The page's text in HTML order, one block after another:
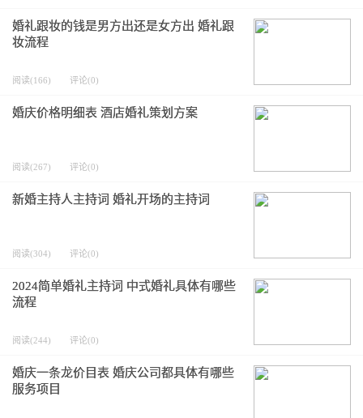
婚礼跟妆的钱是男方出还是女方出 婚礼跟
妆流程
阅读(166) 评论(0)
婚庆价格明细表 酒店婚礼策划方案
阅读(267) 评论(0)
新婚主持人主持词 婚礼开场的主持词
阅读(304) 评论(0)
2024简单婚礼主持词 中式婚礼具体有哪些
流程
阅读(244) 评论(0)
婚庆一条龙价目表 婚庆公司都具体有哪些
服务项目